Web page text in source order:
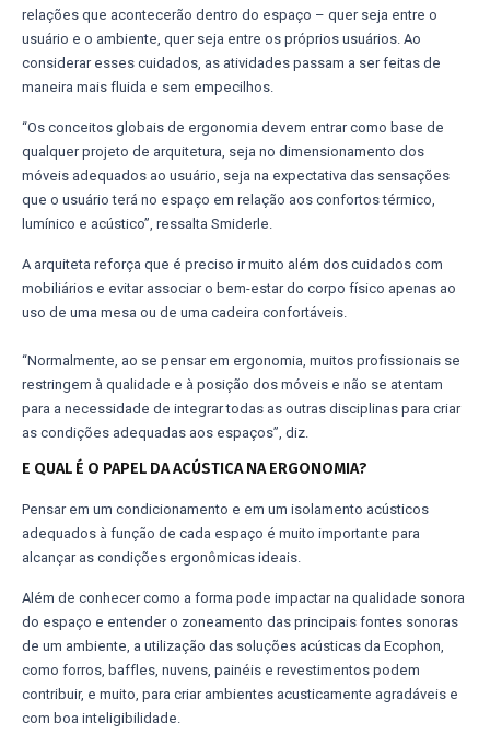
relações que acontecerão dentro do espaço – quer seja entre o
usuário e o ambiente, quer seja entre os próprios usuários. Ao
considerar esses cuidados, as atividades passam a ser feitas de
maneira mais fluida e sem empecilhos.
“Os conceitos globais de ergonomia devem entrar como base de
qualquer projeto de arquitetura, seja no dimensionamento dos
móveis adequados ao usuário, seja na expectativa das sensações
que o usuário terá no espaço em relação aos confortos térmico,
lumínico e acústico”, ressalta Smiderle.
A arquiteta reforça que é preciso ir muito além dos cuidados com
mobiliários e evitar associar o bem-estar do corpo físico apenas ao
uso de uma mesa ou de uma cadeira confortáveis.
“Normalmente, ao se pensar em ergonomia, muitos profissionais se
restringem à qualidade e à posição dos móveis e não se atentam
para a necessidade de integrar todas as outras disciplinas para criar
as condições adequadas aos espaços”, diz.
E QUAL É O PAPEL DA ACÚSTICA NA ERGONOMIA?
Pensar em um condicionamento e em um isolamento acústicos
adequados à função de cada espaço é muito importante para
alcançar as condições ergonômicas ideais.
Além de conhecer como a forma pode impactar na qualidade sonora
do espaço e entender o zoneamento das principais fontes sonoras
de um ambiente, a utilização das soluções acústicas da Ecophon,
como forros, baffles, nuvens, painéis e revestimentos podem
contribuir, e muito, para criar ambientes acusticamente agradáveis e
com boa inteligibilidade.